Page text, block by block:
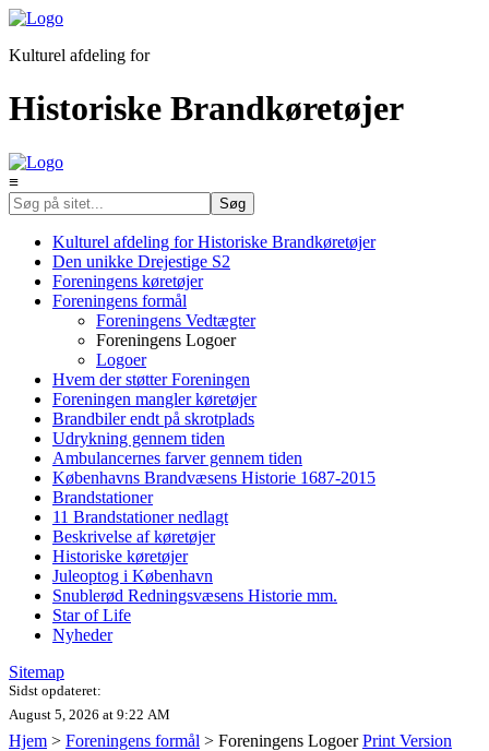
Kulturel afdeling for
Historiske Brandkøretøjer
≡
Kulturel afdeling for Historiske Brandkøretøjer
Den unikke Drejestige S2
Foreningens køretøjer
Foreningens formål
Foreningens Vedtægter
Foreningens Logoer
Logoer
Hvem der støtter Foreningen
Foreningen mangler køretøjer
Brandbiler endt på skrotplads
Udrykning gennem tiden
Ambulancernes farver gennem tiden
Københavns Brandvæsens Historie 1687-2015
Brandstationer
11 Brandstationer nedlagt
Beskrivelse af køretøjer
Historiske køretøjer
Juleoptog i København
Snublerød Redningsvæsens Historie mm.
Star of Life
Nyheder
Sitemap
Sidst opdateret:
August 5, 2026 at 9:22 AM
Hjem > Foreningens formål > Foreningens Logoer Print Version